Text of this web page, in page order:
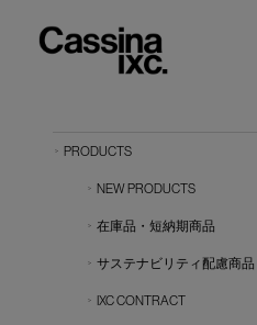
PRODUCTS
NEW PRODUCTS
在庫品・短納期商品
サステナビリティ配慮商品
IXC CONTRACT